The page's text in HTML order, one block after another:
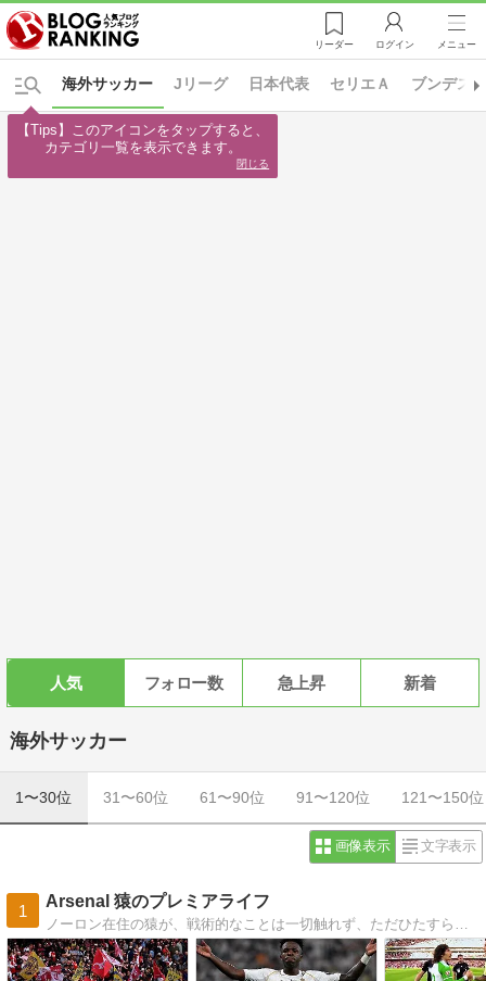
リーダー ログイン メニュー
Jリーグ 日本代表 セリエＡ ブンデス
海外サッカー
人気 フォロー数 急上昇 新着
海外サッカー
1〜30位 31〜60位 61〜90位 91〜120位 121〜150位
画像表示 文字表示
1
Arsenal 猿のプレミアライフ
【Tips】このアイコンをタップすると、
カテゴリ一覧を表示できます。
閉じる